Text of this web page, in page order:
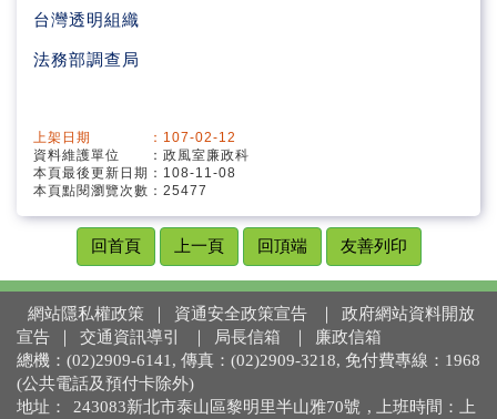
財產申報
廉政法規
廉政剪影
網站連結
台灣透明組 織
法務部調查局
上架日期 ：107-02-12
資料維護單位 ：政風室廉政科
本頁最後更新日期：108-11-08
本頁點閱瀏覽次數：25477
回首頁 上一頁 回頂端 友善列印
網站隱私權政策 資通安全政策宣告
政府網站資料開放
宣告
交通資訊導引 局長信箱
廉政信箱
總機：(02)2909-6141, 傳真：(02)2909-3218, 免付費專線：1968
(公共電話及預付卡除外)
地址：
243083新北市泰山區黎明里半山雅70號 , 上班時間：上